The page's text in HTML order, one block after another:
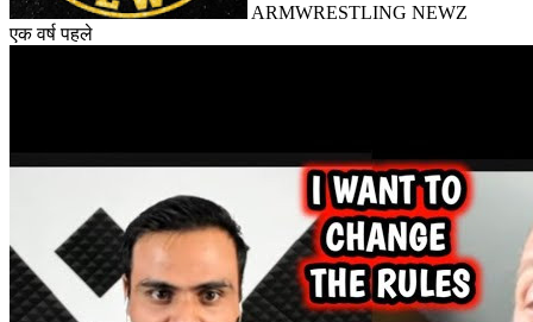
ARMWRESTLING NEWZ
एक वर्ष पहले